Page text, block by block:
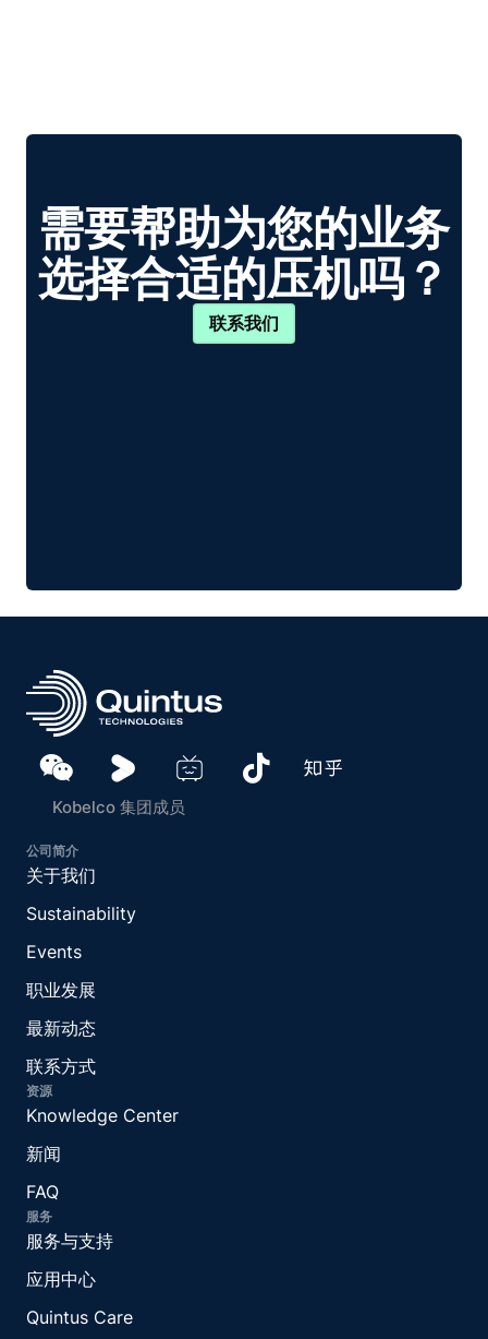
需要帮助为您的业务
选择合适的压机吗？
联系我们
Kobelco 集团成员
公司简介
关于我们
Sustainability
Events
职业发展
最新动态
联系方式
资源
Knowledge Center
新闻
FAQ
服务
服务与支持
应用中心
Quintus Care